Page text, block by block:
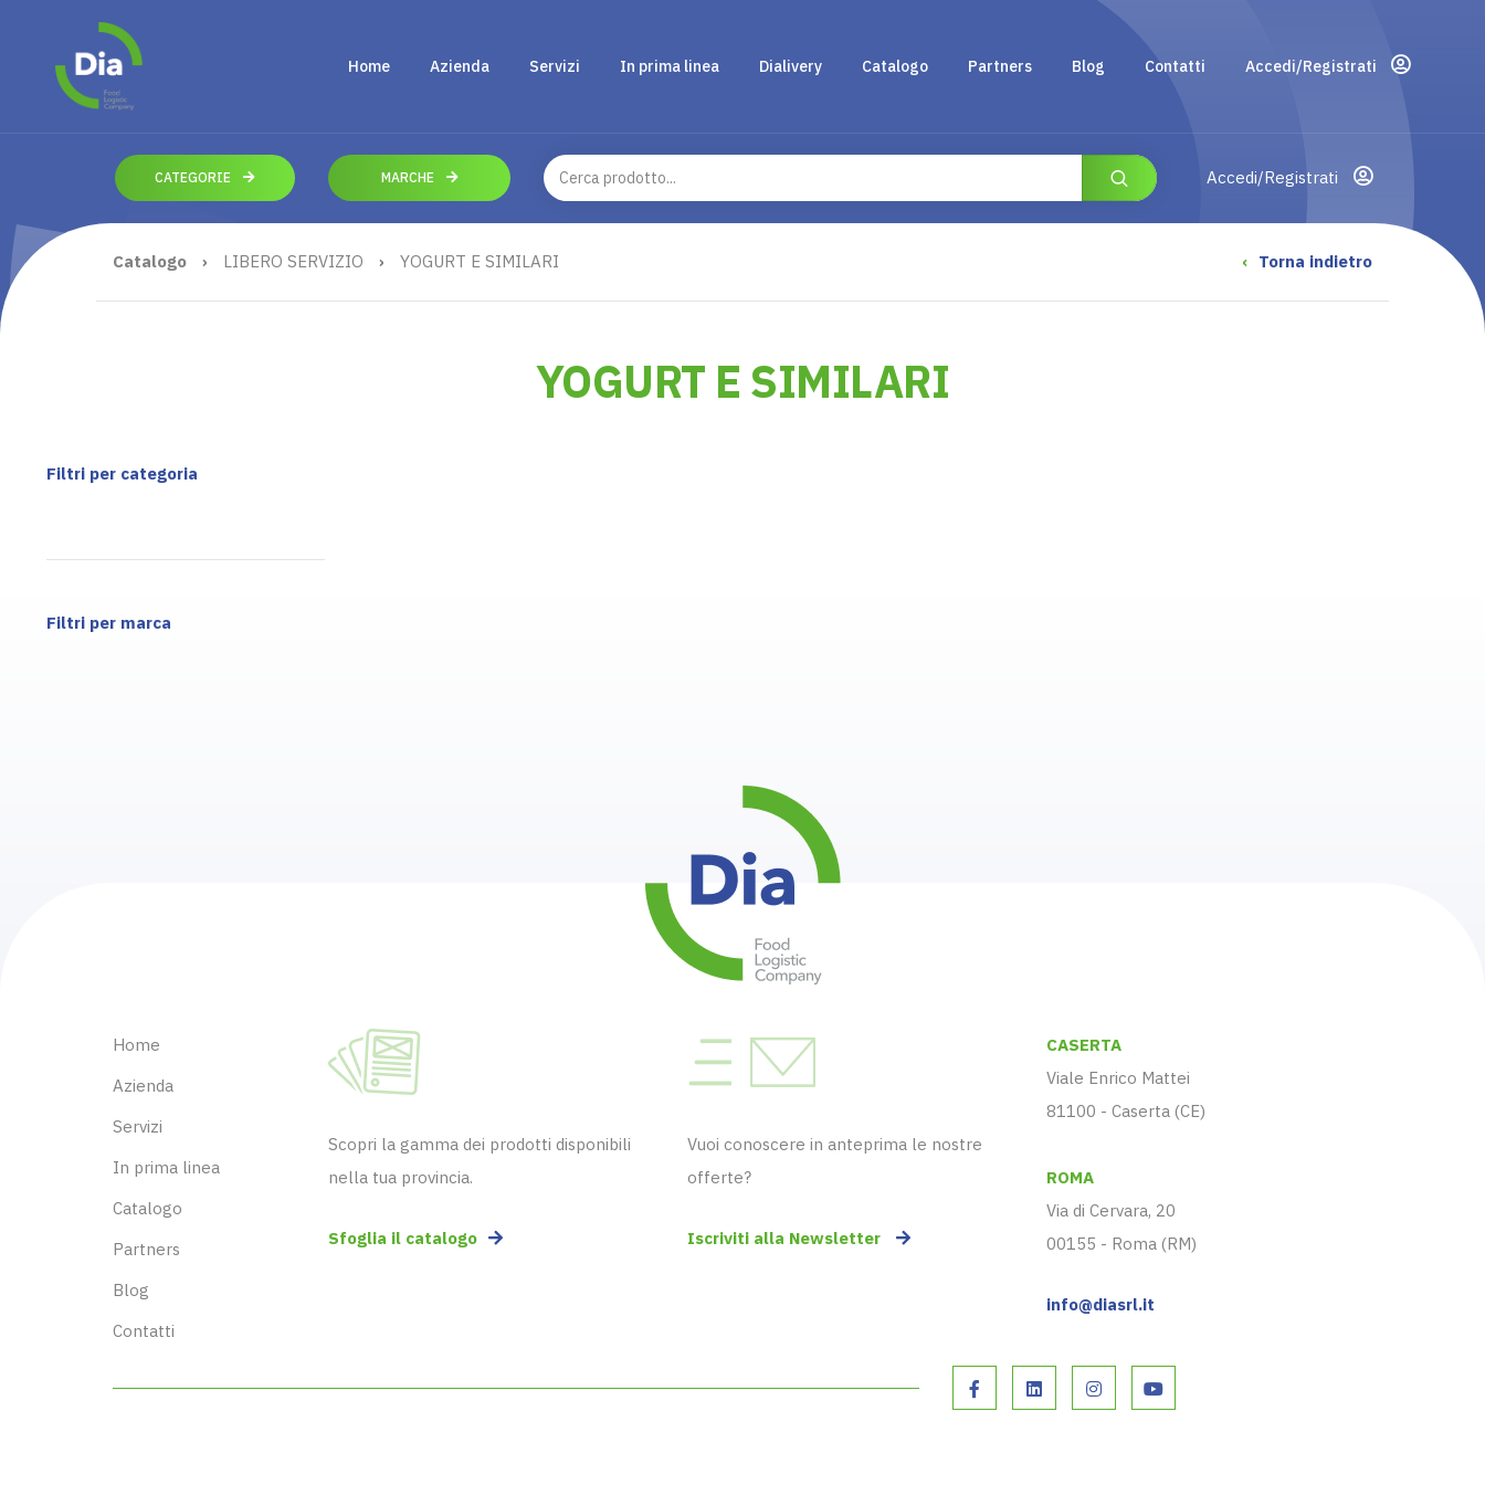
Home Azienda Servizi In prima linea Dialivery Catalogo Partners Blog Contatti Accedi/Registrati
CATEGORIE MARCHE Accedi/Registrati
Catalogo › LIBERO SERVIZIO › YOGURT E SIMILARI ‹ Torna indietro
YOGURT E SIMILARI
Filtri per categoria
Filtri per marca
Home
Azienda
Servizi
In prima linea
Catalogo
Partners
Blog
Contatti
Scopri la gamma dei prodotti disponibili
nella tua provincia.
Sfoglia il catalogo
Vuoi conoscere in anteprima le nostre
offerte?
Iscriviti alla Newsletter
CASERTA
Viale Enrico Mattei
81100 - Caserta (CE)
ROMA
Via di Cervara, 20
00155 - Roma (RM)
info@diasrl.it